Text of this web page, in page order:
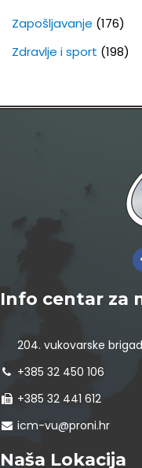
Zapošljavanje (176)
Zdravlje i sport (198)
Info centar za
204. vukovarske
+385 32 450 106
+385 32 441 612
icm-vu@proni.hr
Naša Lokacija